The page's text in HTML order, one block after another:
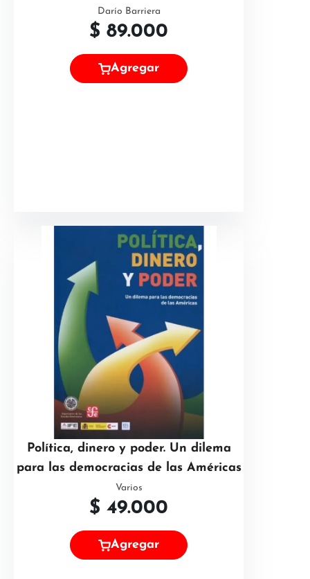
Darío Barriera
$ 89.000
Agregar
Política, dinero y poder. Un dilema
para las democracias de las Américas
Varios
$ 49.000
Agregar